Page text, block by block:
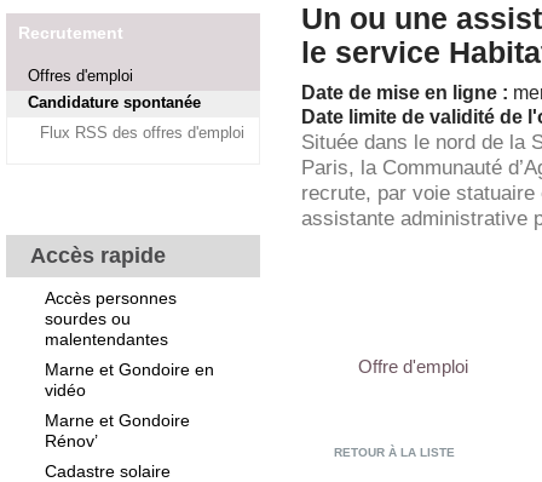
Recrutement
Offres d'emploi
Candidature spontanée
Flux RSS des offres d'emploi
Accès rapide
Accès personnes
sourdes ou
malentendantes
Marne et Gondoire en
vidéo
Marne et Gondoire
Rénov’
Cadastre solaire
Un ou une
le service
Date de mise en ligne :
Date limite de validité de
Située dans le nord de la
Paris, la Communauté
recrute, par voie
assistante administrative
Offre d'emploi
RETOUR À LA LISTE